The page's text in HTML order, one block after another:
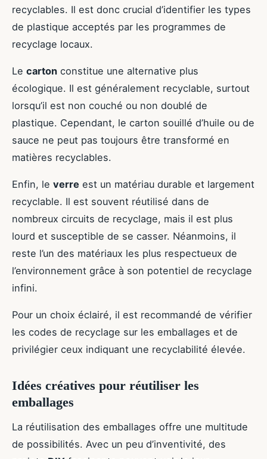
recyclables. Il est donc crucial d’identifier les types
de plastique acceptés par les programmes de
recyclage locaux.
Le carton constitue une alternative plus
écologique. Il est généralement recyclable, surtout
lorsqu’il est non couché ou non doublé de
plastique. Cependant, le carton souillé d’huile ou de
sauce ne peut pas toujours être transformé en
matières recyclables.
Enfin, le verre est un matériau durable et largement
recyclable. Il est souvent réutilisé dans de
nombreux circuits de recyclage, mais il est plus
lourd et susceptible de se casser. Néanmoins, il
reste l’un des matériaux les plus respectueux de
l’environnement grâce à son potentiel de recyclage
infini.
Pour un choix éclairé, il est recommandé de vérifier
les codes de recyclage sur les emballages et de
privilégier ceux indiquant une recyclabilité élevée.
Idées créatives pour réutiliser les
emballages
La réutilisation des emballages offre une multitude
de possibilités. Avec un peu d’inventivité, des